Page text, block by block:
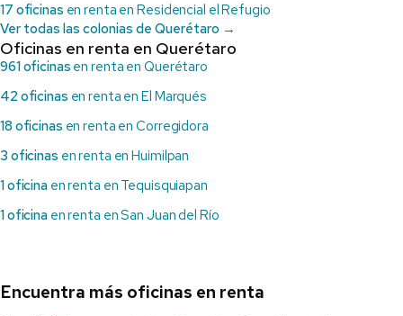
17 oficinas en renta en Residencial el Refugio
Ver todas las colonias de Querétaro →
Oficinas en renta en Querétaro
961 oficinas en renta en Querétaro
42 oficinas en renta en El Marqués
18 oficinas en renta en Corregidora
3 oficinas en renta en Huimilpan
1 oficinaen renta en Tequisquiapan
1 oficinaen renta en San Juan del Río
Encuentra más oficinas en renta